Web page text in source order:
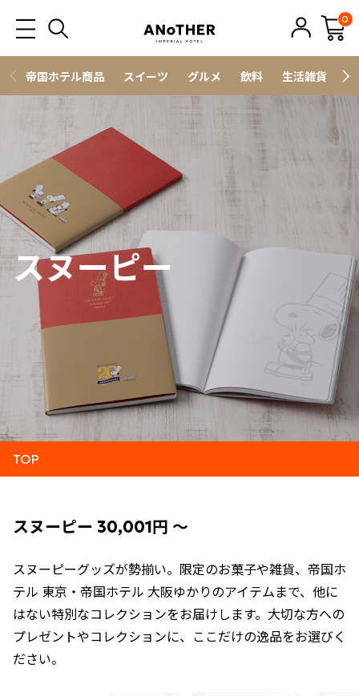
0
帝国ホテル商品 スイーツ グルメ 飲料 生活雑貨
スヌーピー
TOP
スヌーピー 30,001円 ～
スヌーピーグッズが勢揃い。限定のお菓子や雑貨、帝国ホ
テル 東京・帝国ホテル 大阪ゆかりのアイテムまで、他に
はない特別なコレクションをお届けします。大切な方への
プレゼントやコレクションに、ここだけの逸品をお選びく
ださい。